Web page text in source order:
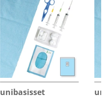
unibasisset